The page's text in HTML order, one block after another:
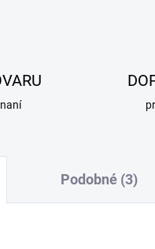
Podobné (3)